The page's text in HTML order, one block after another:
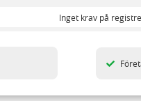
Inget krav på